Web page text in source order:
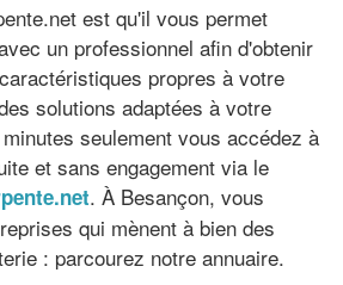
est qu'il vous permet
un professionnel afin d'obtenir
propres à votre
solutions adaptées à votre
seulement vous accédez à
et sans engagement via le
. À Besançon, vous
qui mènent à bien des
: parcourez notre annuaire.